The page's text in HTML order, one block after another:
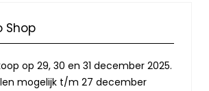
Shop
op 29, 30 en 31 december 2025.
mogelijk t/m 27 december